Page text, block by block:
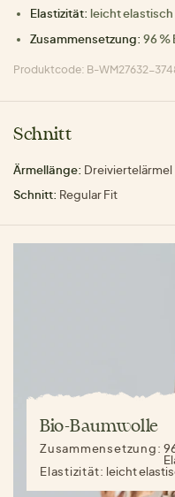
Elastizität: leicht elastisch
Zusammensetzung: 96 %
Produktcode: B-WM27632-
Schnitt
Ärmellänge: Dreiviertelärmel
Schnitt: Regular Fit
Bio-Baumwolle
Zusammensetzung:
Elastizität: leicht